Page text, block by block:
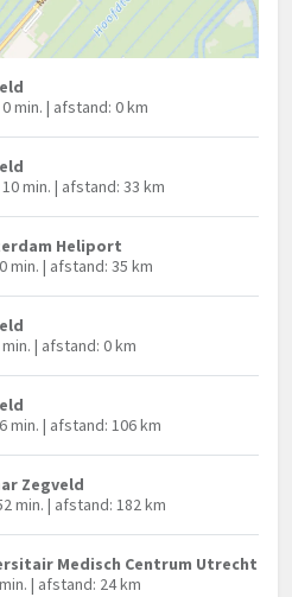
min. | afstand: 0 km
min. | afstand: 33 km
Heliport
min. | afstand: 35 km
| afstand: 0 km
min. | afstand: 106 km
Zegveld
min. | afstand: 182 km
Medisch Centrum Utrecht
| afstand: 24 km